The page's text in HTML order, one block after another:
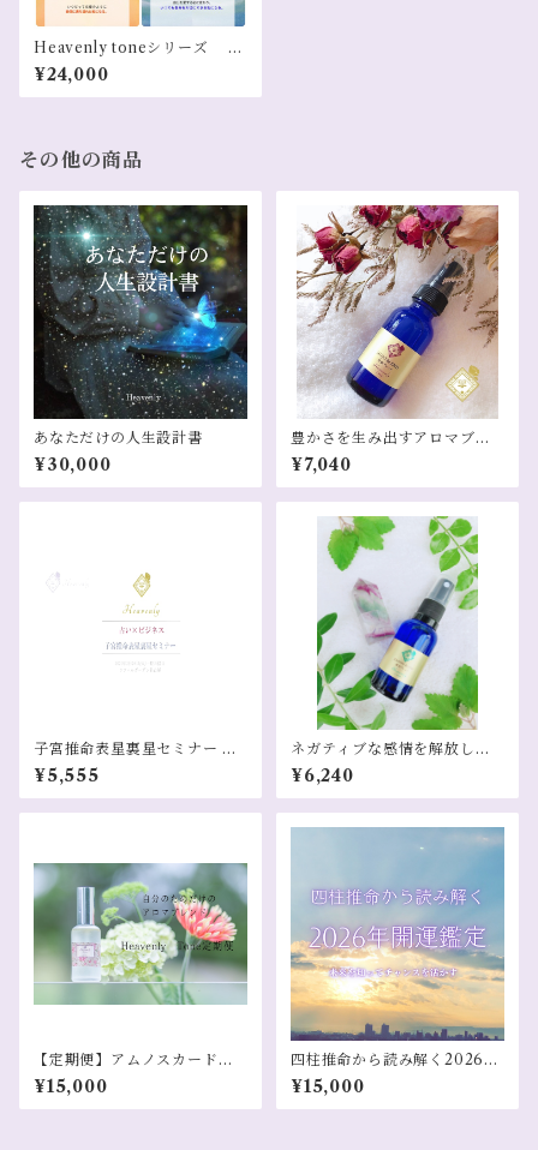
Heavenly toneシリーズ お
守り練り香水 二個セット
「女優」「天女」
¥24,000
その他の商品
あなただけの人生設計書
¥30,000
豊かさを生み出すアロマブレ
ントスプレー 豊穣ブレンド
¥7,040
子宮推命表星裏星セミナー オ
ンデマンド配信
¥5,555
ネガティブな感情を解放しあ
なた自身を整える解放ブレン
ド
¥6,240
【定期便】アムノスカードタ
ロット定期便
¥15,000
四柱推命から読み解く2026年
開運鑑定
¥15,000